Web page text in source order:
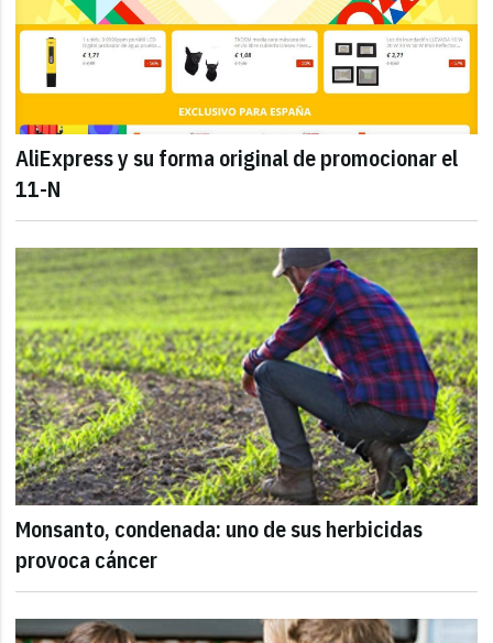
AliExpress y su forma original de promocionar el
11-N
Monsanto, condenada: uno de sus herbicidas
provoca cáncer